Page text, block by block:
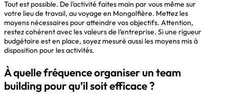
Tout est possible. De l’activité faites main par vous même sur
votre lieu de travail, au voyage en Mongolfière. Mettez les
moyens nécessaires pour atteindre vos objectifs. Attention,
restez cohérent avec les valeurs de l’entreprise. Si une rigueur
budgétaire est en place, soyez mesuré aussi les moyens mis à
disposition pour les activités.
À quelle fréquence organiser un team
building pour qu’il soit efficace ?